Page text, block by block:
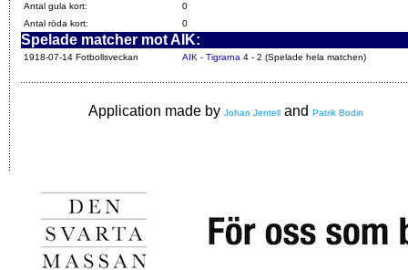
Antal gula kort:
0
Antal röda kort:
0
Spelade matcher mot AIK:
1918-07-14 Fotbollsveckan AIK - Tigrarna 4 - 2 (Spelade hela matchen)
Application made by Johan Jentell and Patrik Bodin